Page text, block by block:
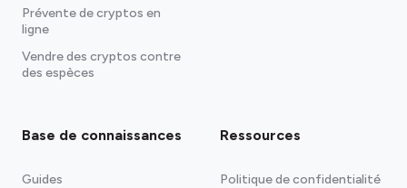
Prévente de cryptos en
ligne
Vendre des cryptos contre
des espèces
Base de connaissances
Guides
Ressources
Politique de confidentialité